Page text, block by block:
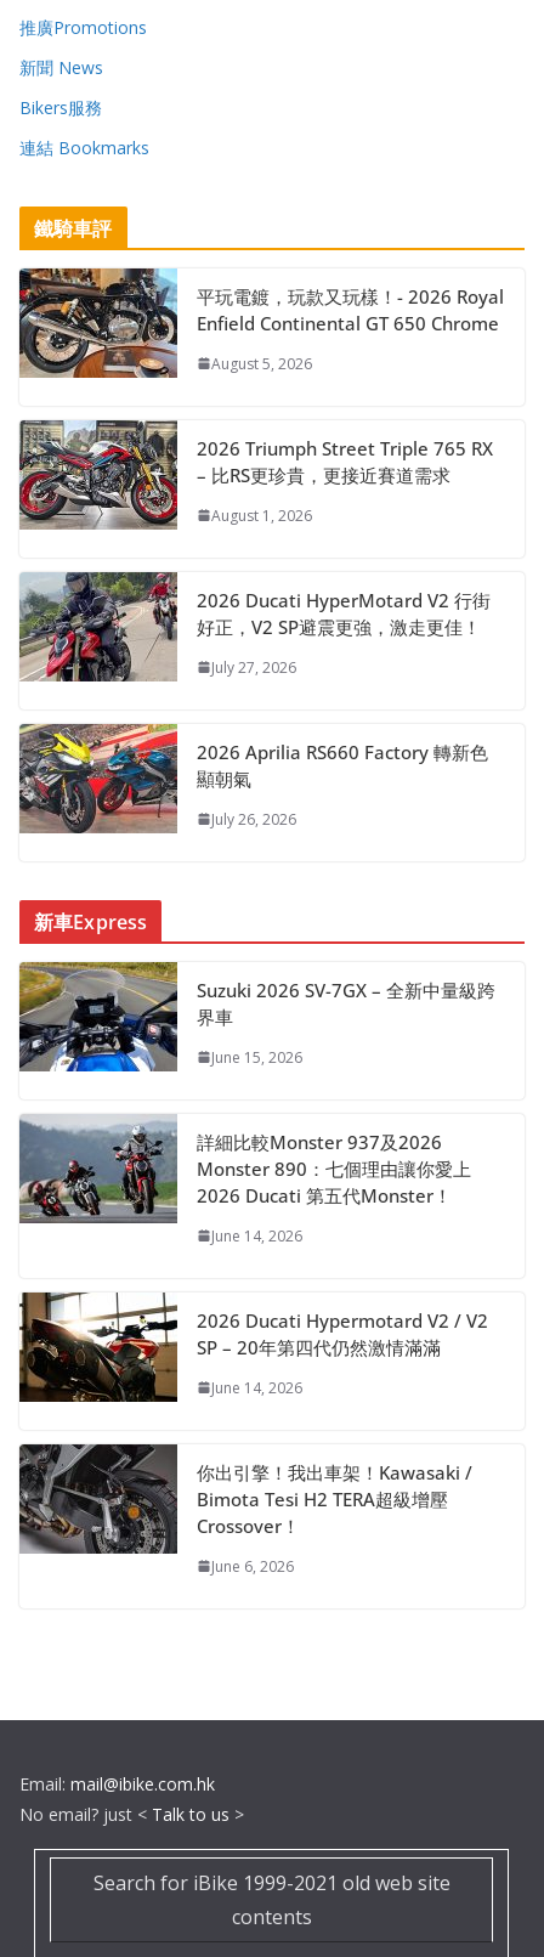
推廣Promotions
新聞 News
Bikers服務
連結 Bookmarks
鐵騎車評
平玩電鍍，玩款又玩樣！- 2026 Royal
Enfield Continental GT 650 Chrome
August 5, 2026
2026 Triumph Street Triple 765 RX
– 比RS更珍貴，更接近賽道需求
August 1, 2026
2026 Ducati HyperMotard V2 行街
好正，V2 SP避震更強，激走更佳！
July 27, 2026
2026 Aprilia RS660 Factory 轉新色
顯朝氣
July 26, 2026
新車Express
Suzuki 2026 SV-7GX – 全新中量級跨
界車
June 15, 2026
詳細比較Monster 937及2026
Monster 890：七個理由讓你愛上
2026 Ducati 第五代Monster！
June 14, 2026
2026 Ducati Hypermotard V2 / V2
SP – 20年第四代仍然激情滿滿
June 14, 2026
你出引擎！我出車架！Kawasaki /
Bimota Tesi H2 TERA超級增壓
Crossover！
June 6, 2026
Email: mail@ibike.com.hk
No email? just < Talk to us >
Search for iBike 1999-2021 old web site
contents